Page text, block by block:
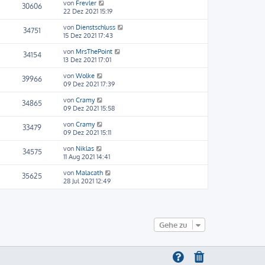
30606 von Frevler
22 Dez 2021 15:19
34751 von Dienstschluss
15 Dez 2021 17:43
34154 von MrsThePoint
13 Dez 2021 17:01
39966 von Wolke
09 Dez 2021 17:39
34865 von Cramy
09 Dez 2021 15:58
33479 von Cramy
09 Dez 2021 15:11
34575 von Niklas
11 Aug 2021 14:41
35625 von Malacath
28 Jul 2021 12:49
Gehe zu